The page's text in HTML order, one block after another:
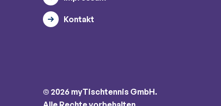
Kontakt
© 2026 myTischtennis GmbH.